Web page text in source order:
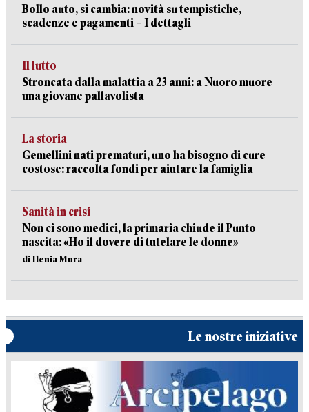
Bollo auto, si cambia: novità su tempistiche,
scadenze e pagamenti – I dettagli
Il lutto
Stroncata dalla malattia a 23 anni: a Nuoro muore
una giovane pallavolista
La storia
Gemellini nati prematuri, uno ha bisogno di cure
costose: raccolta fondi per aiutare la famiglia
Sanità in crisi
Non ci sono medici, la primaria chiude il Punto
nascita: «Ho il dovere di tutelare le donne»
di Ilenia Mura
Le nostre iniziative